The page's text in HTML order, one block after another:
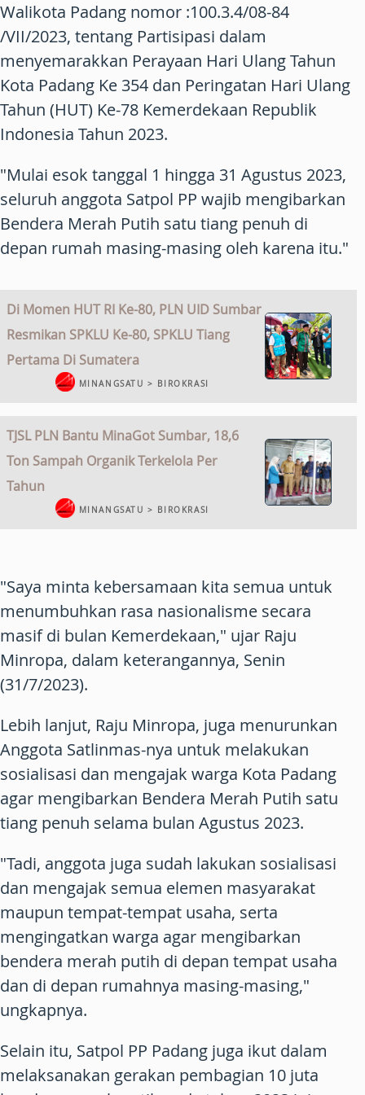
Walikota Padang nomor :100.3.4/08-84
/VII/2023, tentang Partisipasi dalam
menyemarakkan Perayaan Hari Ulang Tahun
Kota Padang Ke 354 dan Peringatan Hari Ulang
Tahun (HUT) Ke-78 Kemerdekaan Republik
Indonesia Tahun 2023.
"Mulai esok tanggal 1 hingga 31 Agustus 2023,
seluruh anggota Satpol PP wajib mengibarkan
Bendera Merah Putih satu tiang penuh di
depan rumah masing-masing oleh karena itu."
Di Momen HUT RI Ke-80, PLN UID Sumbar
Resmikan SPKLU Ke-80, SPKLU Tiang
Pertama Di Sumatera
MINANGSATU > BIROKRASI
TJSL PLN Bantu MinaGot Sumbar, 18,6
Ton Sampah Organik Terkelola Per
Tahun
MINANGSATU > BIROKRASI
"Saya minta kebersamaan kita semua untuk
menumbuhkan rasa nasionalisme secara
masif di bulan Kemerdekaan," ujar Raju
Minropa, dalam keterangannya, Senin
(31/7/2023).
Lebih lanjut, Raju Minropa, juga menurunkan
Anggota Satlinmas-nya untuk melakukan
sosialisasi dan mengajak warga Kota Padang
agar mengibarkan Bendera Merah Putih satu
tiang penuh selama bulan Agustus 2023.
"Tadi, anggota juga sudah lakukan sosialisasi
dan mengajak semua elemen masyarakat
maupun tempat-tempat usaha, serta
mengingatkan warga agar mengibarkan
bendera merah putih di depan tempat usaha
dan di depan rumahnya masing-masing,"
ungkapnya.
Selain itu, Satpol PP Padang juga ikut dalam
melaksanakan gerakan pembagian 10 juta